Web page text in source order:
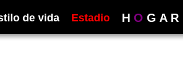
de vida Estadio H O G A R